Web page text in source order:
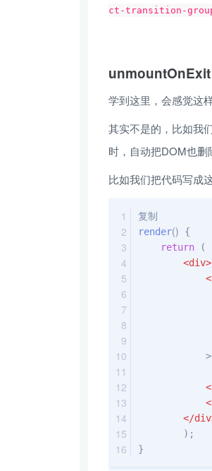
ct-transition-
unmountOnExit
学到这里，会感觉这
其实不是的，比如我
时，自动把DOM也
比如我们把代码写成
复制
render() {
return (
<div>
<
            >
<
</div
        );
}